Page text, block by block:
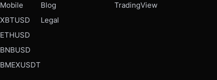
Mobile
XBTUSD
ETHUSD
BNBUSD
BMEXUSDT
Blog
Legal
TradingView